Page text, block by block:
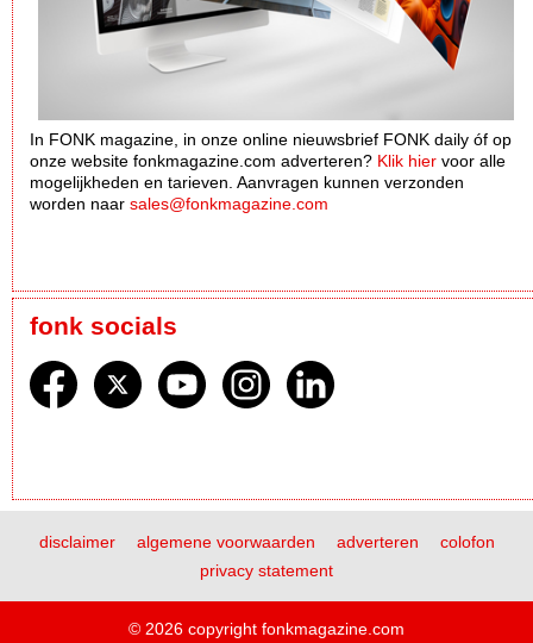
In FONK magazine, in onze online nieuwsbrief FONK daily óf op
onze website fonkmagazine.com adverteren? Klik hier voor alle
mogelijkheden en tarieven. Aanvragen kunnen verzonden
worden naar sales@fonkmagazine.com
fonk socials
disclaimer algemene voorwaarden adverteren
colofon
privacy statement
© 2026 copyright fonkmagazine.com